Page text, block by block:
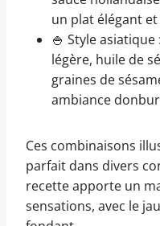
un plat élégant
🍚 Style
légère, huile de
graines de
ambiance
Ces combinaisons
parfait dans divers
recette apporte un
sensations, avec le